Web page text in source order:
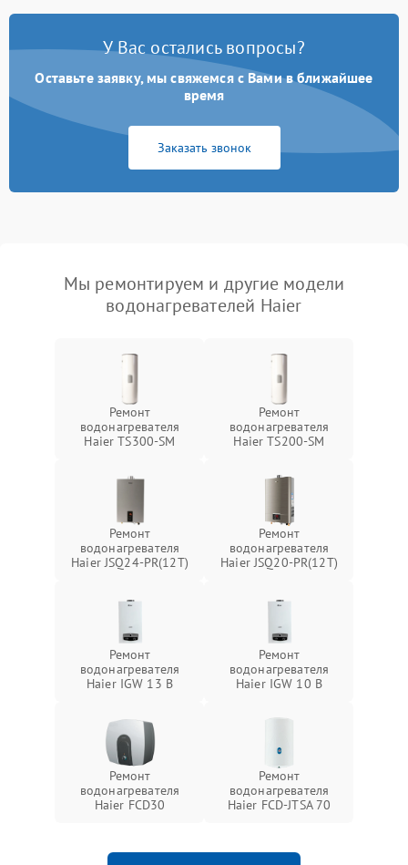
У Вас остались вопросы?
Оставьте заявку, мы свяжемся с Вами в ближайшее
время
Заказать звонок
Мы ремонтируем и другие модели
водонагревателей Haier
Ремонт
водонагревателя
Haier TS300-SM
Ремонт
водонагревателя
Haier TS200-SM
Ремонт
водонагревателя
Haier JSQ24-PR(12T)
Ремонт
водонагревателя
Haier JSQ20-PR(12T)
Ремонт
водонагревателя
Haier IGW 13 B
Ремонт
водонагревателя
Haier IGW 10 B
Ремонт
водонагревателя
Haier FCD30
Ремонт
водонагревателя
Haier FCD-JTSA 70